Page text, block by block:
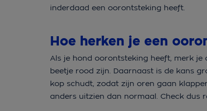
inderdaad een oorontsteking heeft.
Hoe herken je een
Als je hond oorontsteking heeft, merk
beetje rood zijn. Daarnaast is de kans
kop schudt, zodat zijn oren gaan
anders uitzien dan normaal. Check dus